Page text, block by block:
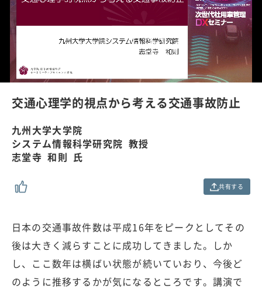
n
u
L
e
1
0
交通心理学的視点から考える交通事故防止
九州大学大学院
システム情報科学研究院 教授
志堂寺 和則 氏
共有する
日本の交通事故件数は平成16年をピークとしてその
後は大きく減らすことに成功してきました。しか
し、ここ数年は横ばい状態が続いていおり、今後ど
のように推移するかが気になるところです。講演で